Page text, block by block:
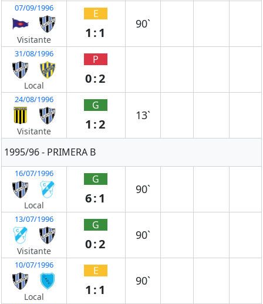
07/09/1996
Visitante
E
1:1
90`
31/08/1996
Local
P
0:2
24/08/1996
Visitante
G
1:2
13`
1995/96 - PRIMERA B
16/07/1996
Local
G
6:1
90`
13/07/1996
Visitante
G
0:2
90`
10/07/1996
Local
E
1:1
90`